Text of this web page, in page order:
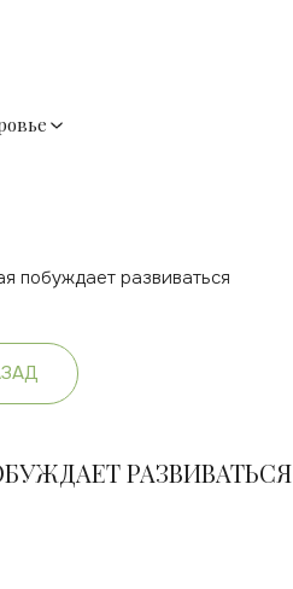
побуждает развиваться
РАЗВИВАТЬСЯ